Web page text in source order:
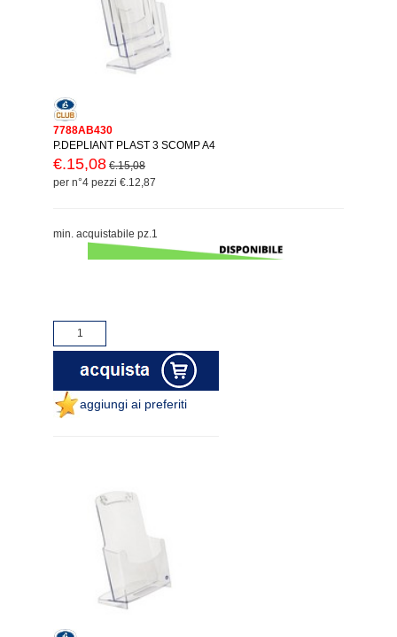
7788AB430
P.DEPLIANT PLAST 3 SCOMP A4
€.15,08 €.15,08
per n°4 pezzi €.12,87
min. acquistabile pz.1
aggiungi ai preferiti